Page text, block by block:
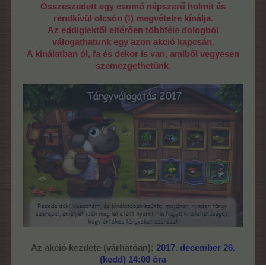
Összeszedett egy csomó népszerű holmit és
rendkívül olcsón (!) megvételre kínálja.
Az eddigiektől eltérően többféle dologból
válogathatunk egy azon akció kapcsán.
A kínálatban ól, fa és dekor is van, amiből vegyesen
szemezgethetünk.
Az akció kezdete (várhatóan): 2017. december 26.
(kedd) 14:00 óra